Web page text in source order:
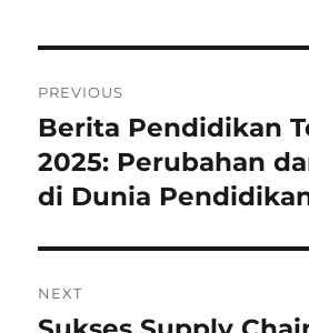
pos
PREVIOUS
Previous
post:
Berita Pendidikan
2025: Perubahan
di Dunia
NEXT
Next